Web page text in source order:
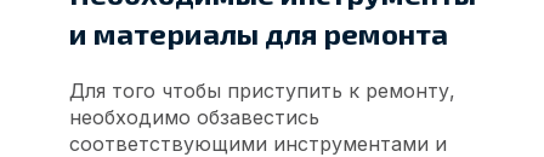
и материалы для ремонта
Для того чтобы приступить к ремонту,
необходимо обзавестись
соответствующими инструментами и